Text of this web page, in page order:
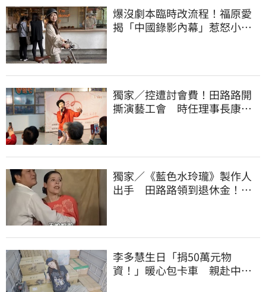
爆沒劇本臨時改流程！福原愛
揭「中國錄影內幕」惹怒小粉
獨家／控遭討會費！田路路開
撕演藝工會 時任理事長康凱
獨家／《藍色水玲瓏》製作人
出手 田路路領到退休金！隱
李多慧生日「捐50萬元物
資！」暖心包卡車 親赴中南